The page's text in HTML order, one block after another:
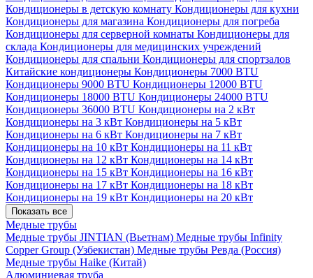
Кондиционеры в детскую комнату Кондиционеры для кухни
Кондиционеры для магазина Кондиционеры для погреба
Кондиционеры для серверной комнаты Кондиционеры для
склада Кондиционеры для медицинских учреждений
Кондиционеры для спальни Кондиционеры для спортзалов
Китайские кондиционеры Кондиционеры 7000 BTU
Кондиционеры 9000 BTU Кондиционеры 12000 BTU
Кондиционеры 18000 BTU Кондиционеры 24000 BTU
Кондиционеры 36000 BTU Кондиционеры на 2 кВт
Кондиционеры на 3 кВт Кондиционеры на 5 кВт
Кондиционеры на 6 кВт Кондиционеры на 7 кВт
Кондиционеры на 10 кВт Кондиционеры на 11 кВт
Кондиционеры на 12 кВт Кондиционеры на 14 кВт
Кондиционеры на 15 кВт Кондиционеры на 16 кВт
Кондиционеры на 17 кВт Кондиционеры на 18 кВт
Кондиционеры на 19 кВт Кондиционеры на 20 кВт
Показать все
Медные трубы
Медные трубы JINTIAN (Вьетнам) Медные трубы Infinity
Copper Group (Узбекистан) Медные трубы Ревда (Россия)
Медные трубы Haike (Китай)
Алюминиевая труба